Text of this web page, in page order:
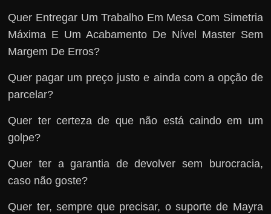
Quer Entregar Um Trabalho Em Mesa Com Simetria
Máxima E Um Acabamento De Nível Master Sem
Margem De Erros?
Quer pagar um preço justo e ainda com a opção de
parcelar?
Quer ter certeza de que não está caindo em um
golpe?
Quer ter a garantia de devolver sem burocracia,
caso não goste?
Quer ter, sempre que precisar, o suporte de Mayra